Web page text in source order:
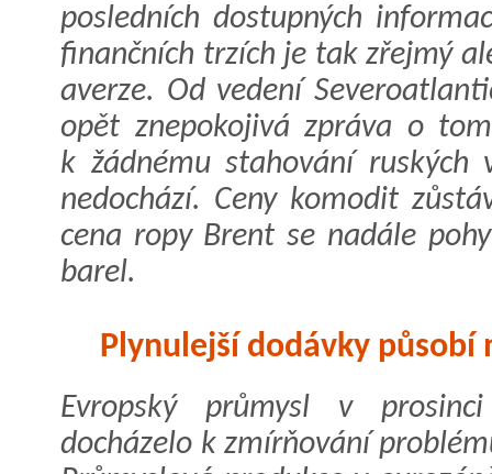
posledních dostupných
finančních trzích je tak zřejmý
averze. Od vedení
opět znepokojivá zpráva o
k žádnému stahování ruských
nedochází. Ceny komodit
cena ropy Brent se nadále
barel.
Plynulejší dodávky působí
Evropský průmysl v
docházelo k zmírňování